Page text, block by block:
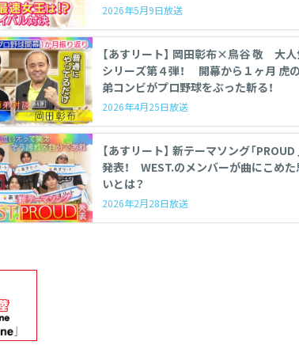
2026年5月9日放送
【あすリート】 岡田彰布×鳥谷 敬 大
シリーズ第４弾！ 開幕から１ヶ月 虎
弟コンビがプロ野球をぶった斬る！
2026年4月25日放送
【あすリート】 新テーマソング「PROUD 」
発表！ WEST.のメンバーが曲にこめた
いとは？
2026年2月28日放送